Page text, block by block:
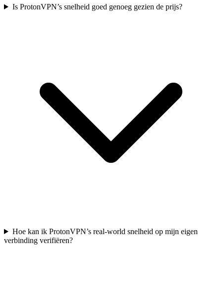
Is ProtonVPN’s snelheid goed genoeg gezien de prijs?
Hoe kan ik ProtonVPN’s real-world snelheid op mijn eigen
verbinding verifiëren?